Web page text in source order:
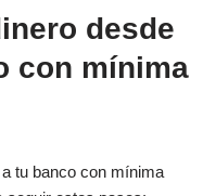
desde
con mínima
tu banco con mínima